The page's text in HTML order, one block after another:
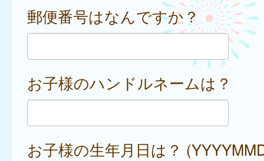
郵便番号はなんですか？
お子様のハンドルネームは？
お子様の生年月日は？